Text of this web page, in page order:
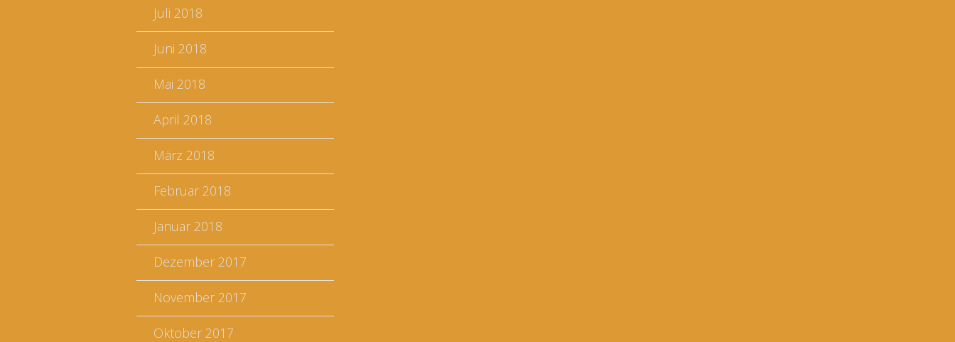
Juli 2018
Juni 2018
Mai 2018
April 2018
März 2018
Februar 2018
Januar 2018
Dezember 2017
November 2017
Oktober 2017